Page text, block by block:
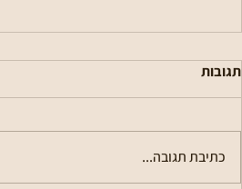
תגובות
כתיבת תגובה...